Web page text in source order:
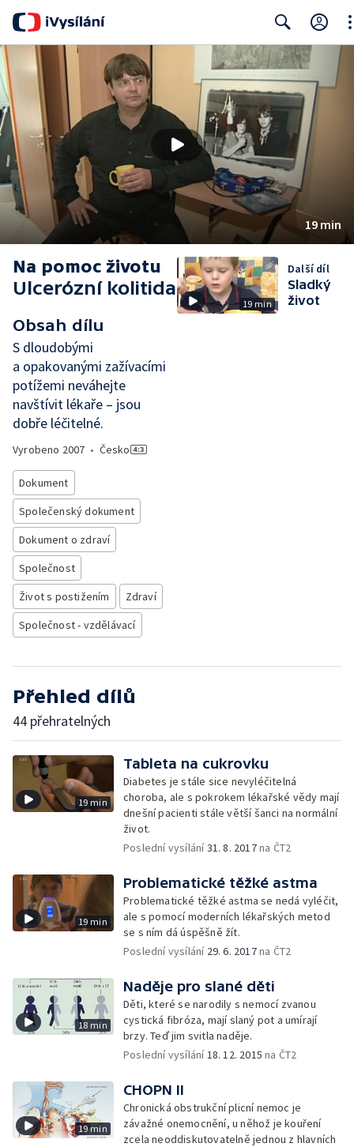
Search
19 min
Na pomoc životu
Ulcerózní kolitida
Obsah dílu
S dloudobými
a opakovanými zažívacími
potížemi neváhejte
navštívit lékaře – jsou
dobře léčitelné.
Vyrobeno 2007 • Česko
Dokument
Společenský dokument
Dokument o zdraví
Společnost
Život s postižením
Zdraví
Společnost - vzdělávací
19 min
Další díl
Sladký
život
Přehled dílů
44 přehratelných
19 min
Tableta na cukrovku
Diabetes je stále sice nevyléčitelná
choroba, ale s pokrokem lékařské vědy mají
dnešní pacienti stále větší šanci na normální
život.
Poslední vysílání31. 8. 2017na ČT2
19 min
Problematické těžké astma
Problematické těžké astma se nedá vyléčit,
ale s pomocí moderních lékařských metod
se s ním dá úspěšně žít.
Poslední vysílání 29. 6. 2017na ČT2
18 min
Naděje pro slané děti
Děti, které se narodily s nemocí zvanou
cystická fibróza, mají slaný pot a umírají
brzy. Teď jim svitla naděje.
Poslední vysílání18. 12. 2015 na ČT2
19 min
CHOPN II
Chronická obstrukční plicní nemoc je
závažné onemocnění, u něhož je kouření
zcela neoddiskutovatelně jednou z hlavních